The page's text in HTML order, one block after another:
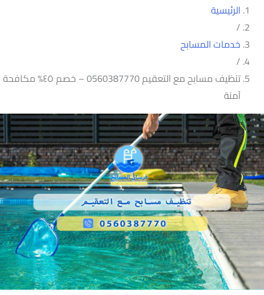
الرئيسية
/
خدمات المسابح
/
تنظيف مسابح مع التعقيم 0560387770 – خصم ٤٥% مكافحة
آمنة